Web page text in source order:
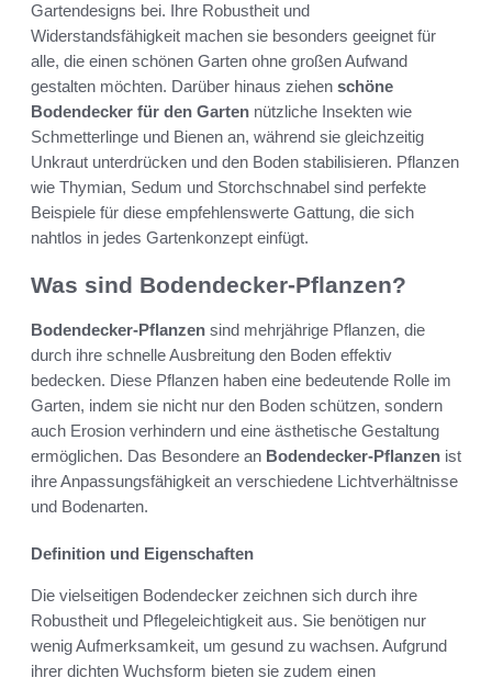
Gartendesigns bei. Ihre Robustheit und
Widerstandsfähigkeit machen sie besonders geeignet für
alle, die einen schönen Garten ohne großen Aufwand
gestalten möchten. Darüber hinaus ziehen schöne
Bodendecker für den Garten nützliche Insekten wie
Schmetterlinge und Bienen an, während sie gleichzeitig
Unkraut unterdrücken und den Boden stabilisieren. Pflanzen
wie Thymian, Sedum und Storchschnabel sind perfekte
Beispiele für diese empfehlenswerte Gattung, die sich
nahtlos in jedes Gartenkonzept einfügt.
Was sind Bodendecker-Pflanzen?
Bodendecker-Pflanzen sind mehrjährige Pflanzen, die
durch ihre schnelle Ausbreitung den Boden effektiv
bedecken. Diese Pflanzen haben eine bedeutende Rolle im
Garten, indem sie nicht nur den Boden schützen, sondern
auch Erosion verhindern und eine ästhetische Gestaltung
ermöglichen. Das Besondere an Bodendecker-Pflanzen ist
ihre Anpassungsfähigkeit an verschiedene Lichtverhältnisse
und Bodenarten.
Definition und Eigenschaften
Die vielseitigen Bodendecker zeichnen sich durch ihre
Robustheit und Pflegeleichtigkeit aus. Sie benötigen nur
wenig Aufmerksamkeit, um gesund zu wachsen. Aufgrund
ihrer dichten Wuchsform bieten sie zudem einen